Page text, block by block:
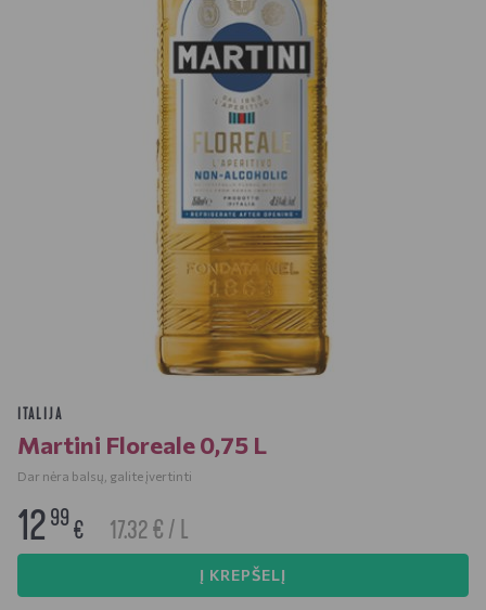
ITALIJA
Martini Floreale 0,75 L
Dar nėra balsų, galite įvertinti
1299€ 17.32 € / L
Į KREPŠELĮ